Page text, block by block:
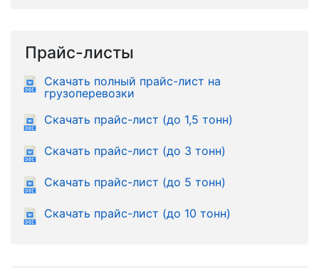
Прайс-листы
Скачать полный прайс-лист на
грузоперевозки
Скачать прайс-лист (до 1,5 тонн)
Скачать прайс-лист (до 3 тонн)
Скачать прайс-лист (до 5 тонн)
Скачать прайс-лист (до 10 тонн)